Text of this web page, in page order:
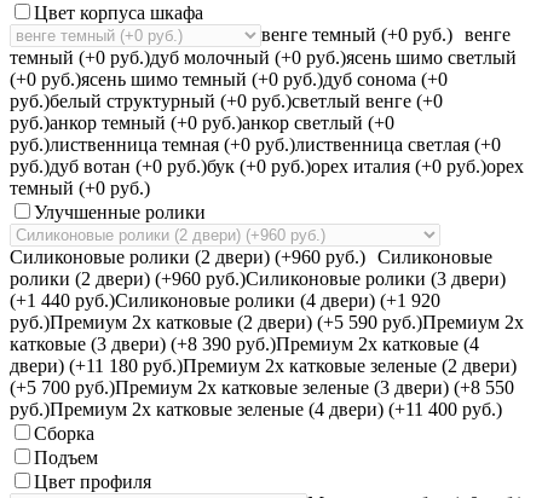
Цвет корпуса шкафа
венге темный (+0 руб.) венге
темный (+0 руб.)дуб молочный (+0 руб.)ясень шимо светлый
(+0 руб.)ясень шимо темный (+0 руб.)дуб сонома (+0
руб.)белый структурный (+0 руб.)светлый венге (+0
руб.)анкор темный (+0 руб.)анкор светлый (+0
руб.)лиственница темная (+0 руб.)лиственница светлая (+0
руб.)дуб вотан (+0 руб.)бук (+0 руб.)орех италия (+0 руб.)орех
темный (+0 руб.)
Улучшенные ролики
Силиконовые ролики (2 двери) (+960 руб.) Силиконовые
ролики (2 двери) (+960 руб.)Силиконовые ролики (3 двери)
(+1 440 руб.)Силиконовые ролики (4 двери) (+1 920
руб.)Премиум 2х катковые (2 двери) (+5 590 руб.)Премиум 2х
катковые (3 двери) (+8 390 руб.)Премиум 2х катковые (4
двери) (+11 180 руб.)Премиум 2х катковые зеленые (2 двери)
(+5 700 руб.)Премиум 2х катковые зеленые (3 двери) (+8 550
руб.)Премиум 2х катковые зеленые (4 двери) (+11 400 руб.)
Сборка
Подъем
Цвет профиля